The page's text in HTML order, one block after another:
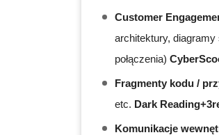
Customer
architektury,
połączenia)
Fragmenty kodu /
etc. Dark
Komunikacje